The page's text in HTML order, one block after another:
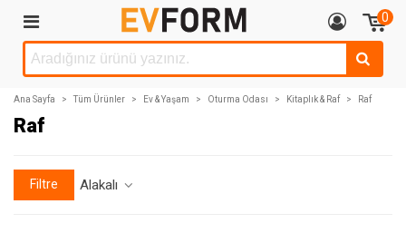
0
Ana Sayfa > Tüm Ürünler > Ev & Yaşam > Oturma Odası > Kitaplık & Raf > Raf
Raf
Filtre Alakalı